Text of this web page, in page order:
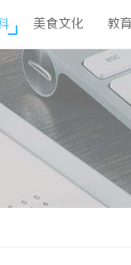
美食文化 教